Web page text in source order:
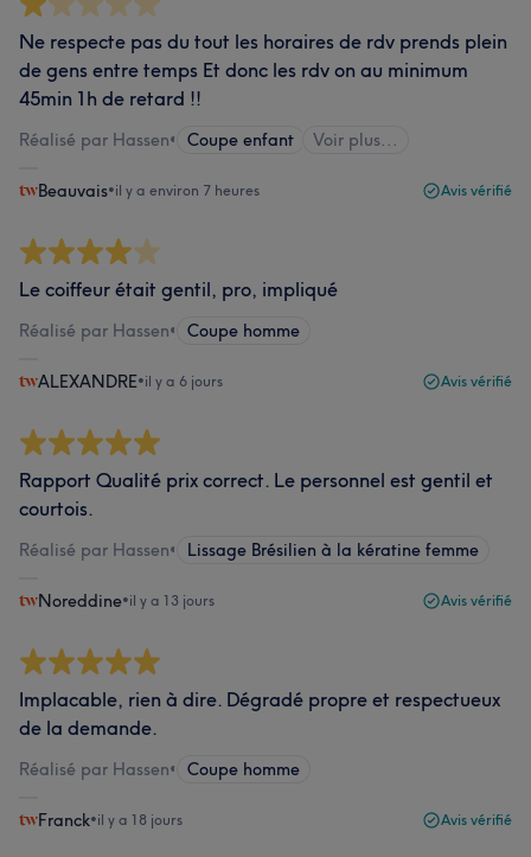
Ne respecte pas du tout les horaires de rdv prends plein
de gens entre temps Et donc les rdv on au minimum
45min 1h de retard !!
Réalisé par Hassen• Coupe enfant Voir plus...
Beauvais•il y a environ 7 heures Avis vérifié
Le coiffeur était gentil, pro, impliqué
Réalisé par Hassen• Coupe homme
ALEXANDRE•il y a 6 jours Avis vérifié
Rapport Qualité prix correct. Le personnel est gentil et
courtois.
Réalisé par Hassen• Lissage Brésilien à la kératine femme
Noreddine•il y a 13 jours Avis vérifié
Implacable, rien à dire. Dégradé propre et respectueux
de la demande.
Réalisé par Hassen• Coupe homme
Franck•il y a 18 jours Avis vérifié